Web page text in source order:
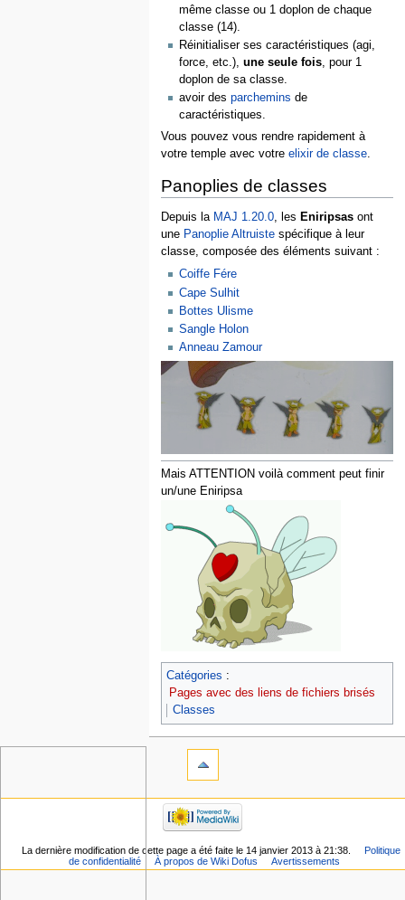
même classe ou 1 doplon de chaque
classe (14).
Réinitialiser ses caractéristiques (agi,
force, etc.),une seule fois, pour 1
doplon de sa classe.
avoir desparchemins de
caractéristiques.
Vous pouvez vous rendre rapidement à
votre temple avec votre elixir de classe.
Panoplies de classes
Depuis la MAJ 1.20.0, les Eniripsasont
une Panoplie Altruistespécifique à leur
classe, composée des éléments suivant :
Coiffe Fére
Cape Sulhit
Bottes Ulisme
Sangle Holon
Anneau Zamour
Mais ATTENTION voilà comment peut finir
un/une Eniripsa
Catégories :
Pages avec des liens de fichiers brisés
Classes
La dernière modification de cette page a été faite le 14 janvier 2013 à 21:38.
Politique
de confidentialité
À propos de Wiki Dofus Avertissements